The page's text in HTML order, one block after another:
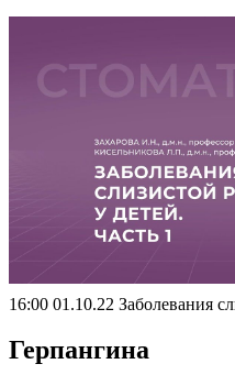
16:00 01.10.22 Заболевания
Герпангина